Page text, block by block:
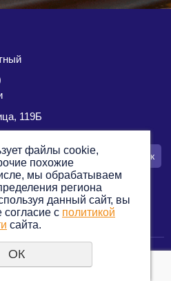
119Б
заявку Заказать звонок
файлы cookie,
похожие
мы обрабатываем
региона
данный сайт, вы
согласие с политикой
сайта.
ОК